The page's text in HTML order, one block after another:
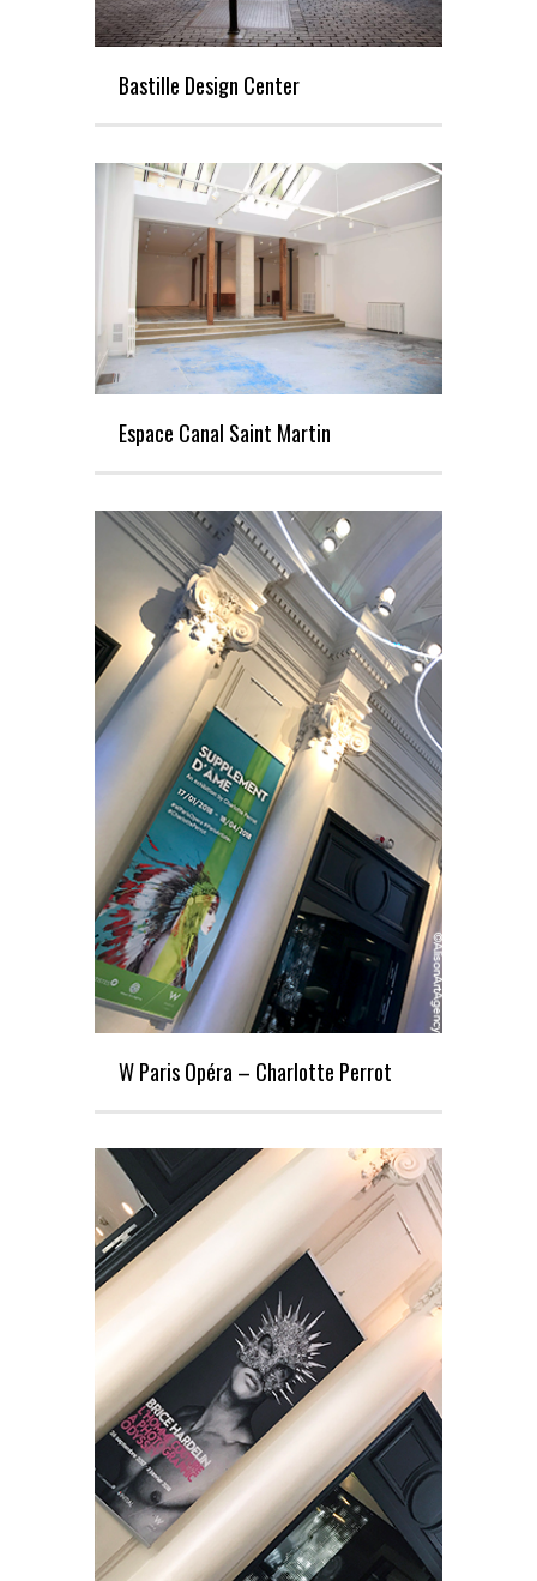
Bastille Design Center
Espace Canal Saint Martin
W Paris Opéra – Charlotte Perrot